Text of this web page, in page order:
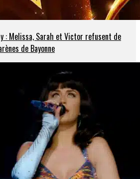
: Melissa, Sarah et Victor refusent de
de Bayonne